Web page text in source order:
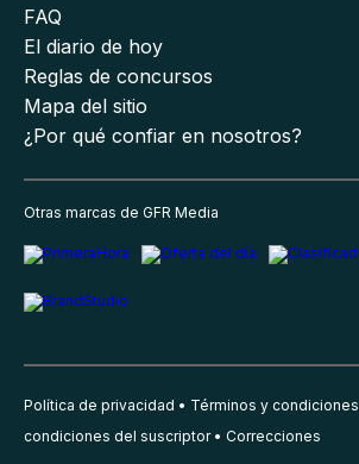
FAQ
El diario de hoy
Reglas de concursos
Mapa del sitio
¿Por qué confiar en nosotros?
Otras marcas de GFR Media
Política de privacidad Términos y condiciones
condiciones del suscriptor
Correcciones